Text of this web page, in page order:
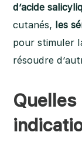
d’acide
cutanés, les
pour stimuler
résoudre